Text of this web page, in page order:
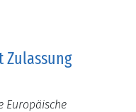
Zulassung
Europäische